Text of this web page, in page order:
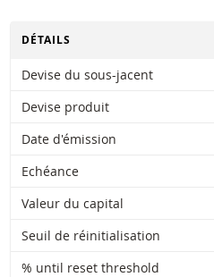
Latest Product Quotes
Restrike history
CHANGER
DÉTAILS
Devise du sous-jacent
Devise produit
Date d'émission
Echéance
Valeur du capital
Seuil de réinitialisation
% until reset threshold